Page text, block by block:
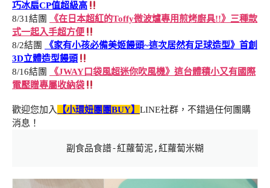
巧冰扇CP值超級高
8/31結團
《在日本超紅的Toffy微波爐專用煎烤廚具!!》三種款
式一起入手超方便
8/2結團
《家有小孩必備美姬饅頭~這次居然有足球造型》首創
3D立體造型饅頭
8/16結團
《JWAY口袋風超迷你吹風機》這台體積小又有國際
電壓贈專屬收納袋
歡迎您加入 【小環妞團團BUY】 LINE社群，不錯過任何團購
消息！
副食品食譜-紅蘿蔔泥,紅蘿蔔米糊